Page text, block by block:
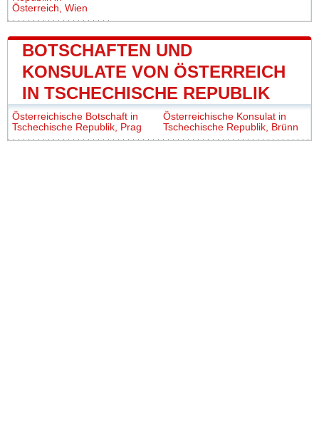
Österreich, Wien
BOTSCHAFTEN UND
KONSULATE VON ÖSTERREICH
IN TSCHECHISCHE REPUBLIK
Österreichische Botschaft in
Tschechische Republik, Prag
Österreichische Konsulat in
Tschechische Republik, Brünn